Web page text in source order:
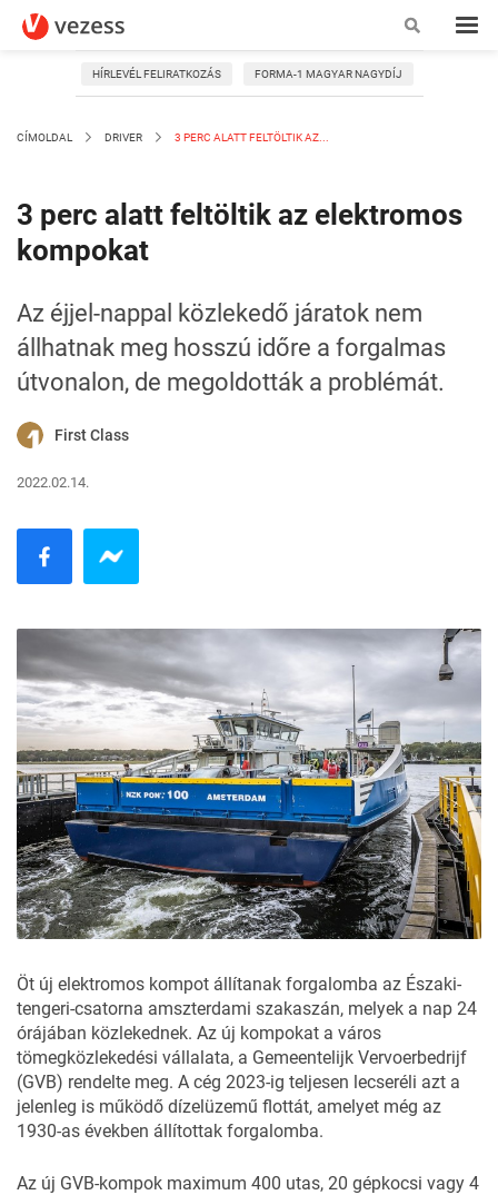
HÍRLEVÉL FELIRATKOZÁS FORMA-1 MAGYAR NAGYDÍJ
CÍMOLDAL DRIVER 3 PERC ALATT FELTÖLTIK AZ...
3 perc alatt feltöltik az elektromos
kompokat
Az éjjel-nappal közlekedő járatok nem
állhatnak meg hosszú időre a forgalmas
útvonalon, de megoldották a problémát.
First Class
2022.02.14.
Öt új elektromos kompot állítanak forgalomba az Északi-
tengeri-csatorna amszterdami szakaszán, melyek a nap 24
órájában közlekednek. Az új kompokat a város
tömegközlekedési vállalata, a Gemeentelijk Vervoerbedrijf
(GVB) rendelte meg. A cég 2023-ig teljesen lecseréli azt a
jelenleg is működő dízelüzemű flottát, amelyet még az
1930-as években állítottak forgalomba.
Az új GVB-kompok maximum 400 utas, 20 gépkocsi vagy 4